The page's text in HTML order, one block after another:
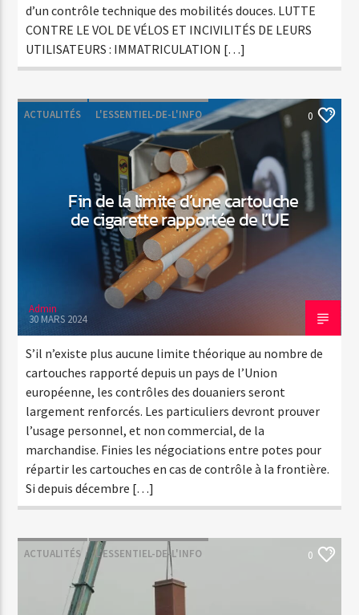
d’un contrôle technique des mobilités douces. LUTTE
CONTRE LE VOL DE VÉLOS ET INCIVILITÉS DE LEURS
UTILISATEURS : IMMATRICULATION […]
ACTUALITÉS L'ESSENTIEL-DE-L'INFO 0
Fin de la limite d’une cartouche
de cigarette rapportée de l’UE
Admin
30 MARS 2024
S’il n’existe plus aucune limite théorique au nombre de
cartouches rapporté depuis un pays de l’Union
européenne, les contrôles des douaniers seront
largement renforcés. Les particuliers devront prouver
l’usage personnel, et non commercial, de la
marchandise. Finies les négociations entre potes pour
répartir les cartouches en cas de contrôle à la frontière.
Si depuis décembre […]
ACTUALITÉS L'ESSENTIEL-DE-L'INFO 0